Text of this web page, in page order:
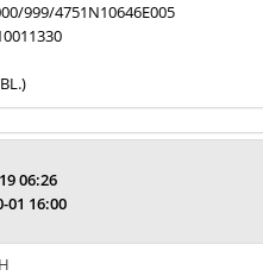
999/4751N10646E005
06:26
01 16:00